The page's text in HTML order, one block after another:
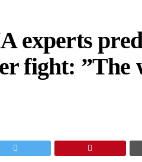
experts
fight: ”The